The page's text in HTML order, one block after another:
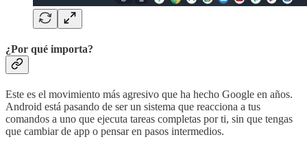
¿Por qué importa?
Este es el movimiento más agresivo que ha hecho Google en años.
Android está pasando de ser un sistema que reacciona a tus
comandos a uno que ejecuta tareas completas por ti, sin que tengas
que cambiar de app o pensar en pasos intermedios.